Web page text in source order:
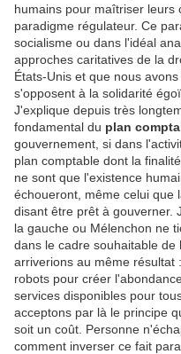
humains pour maîtriser leurs
paradigme régulateur. Ce
socialisme ou dans l'idéal
approches caritatives de la
États-Unis et que nous
s'opposent à la solidarité
J'explique depuis très
fondamental du plan
gouvernement, si dans
plan comptable dont la
ne sont que l'existence
échoueront, même celui
disant être prêt à gouverner.
la gauche ou Mélenchon ne
dans le cadre souhaitable de
arriverions au même résultat
robots pour créer
services disponibles pour
acceptons par là le principe
soit un coût. Personne
comment inverser ce fait